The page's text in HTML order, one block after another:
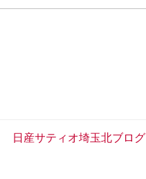
日産サティオ埼玉北ブログ